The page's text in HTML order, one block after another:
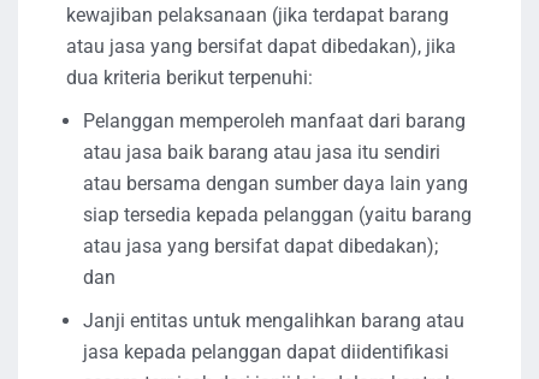
kewajiban pelaksanaan (jika terdapat barang
atau jasa yang bersifat dapat dibedakan), jika
dua kriteria berikut terpenuhi:
Pelanggan memperoleh manfaat dari barang
atau jasa baik barang atau jasa itu sendiri
atau bersama dengan sumber daya lain yang
siap tersedia kepada pelanggan (yaitu barang
atau jasa yang bersifat dapat dibedakan);
dan
Janji entitas untuk mengalihkan barang atau
jasa kepada pelanggan dapat diidentifikasi